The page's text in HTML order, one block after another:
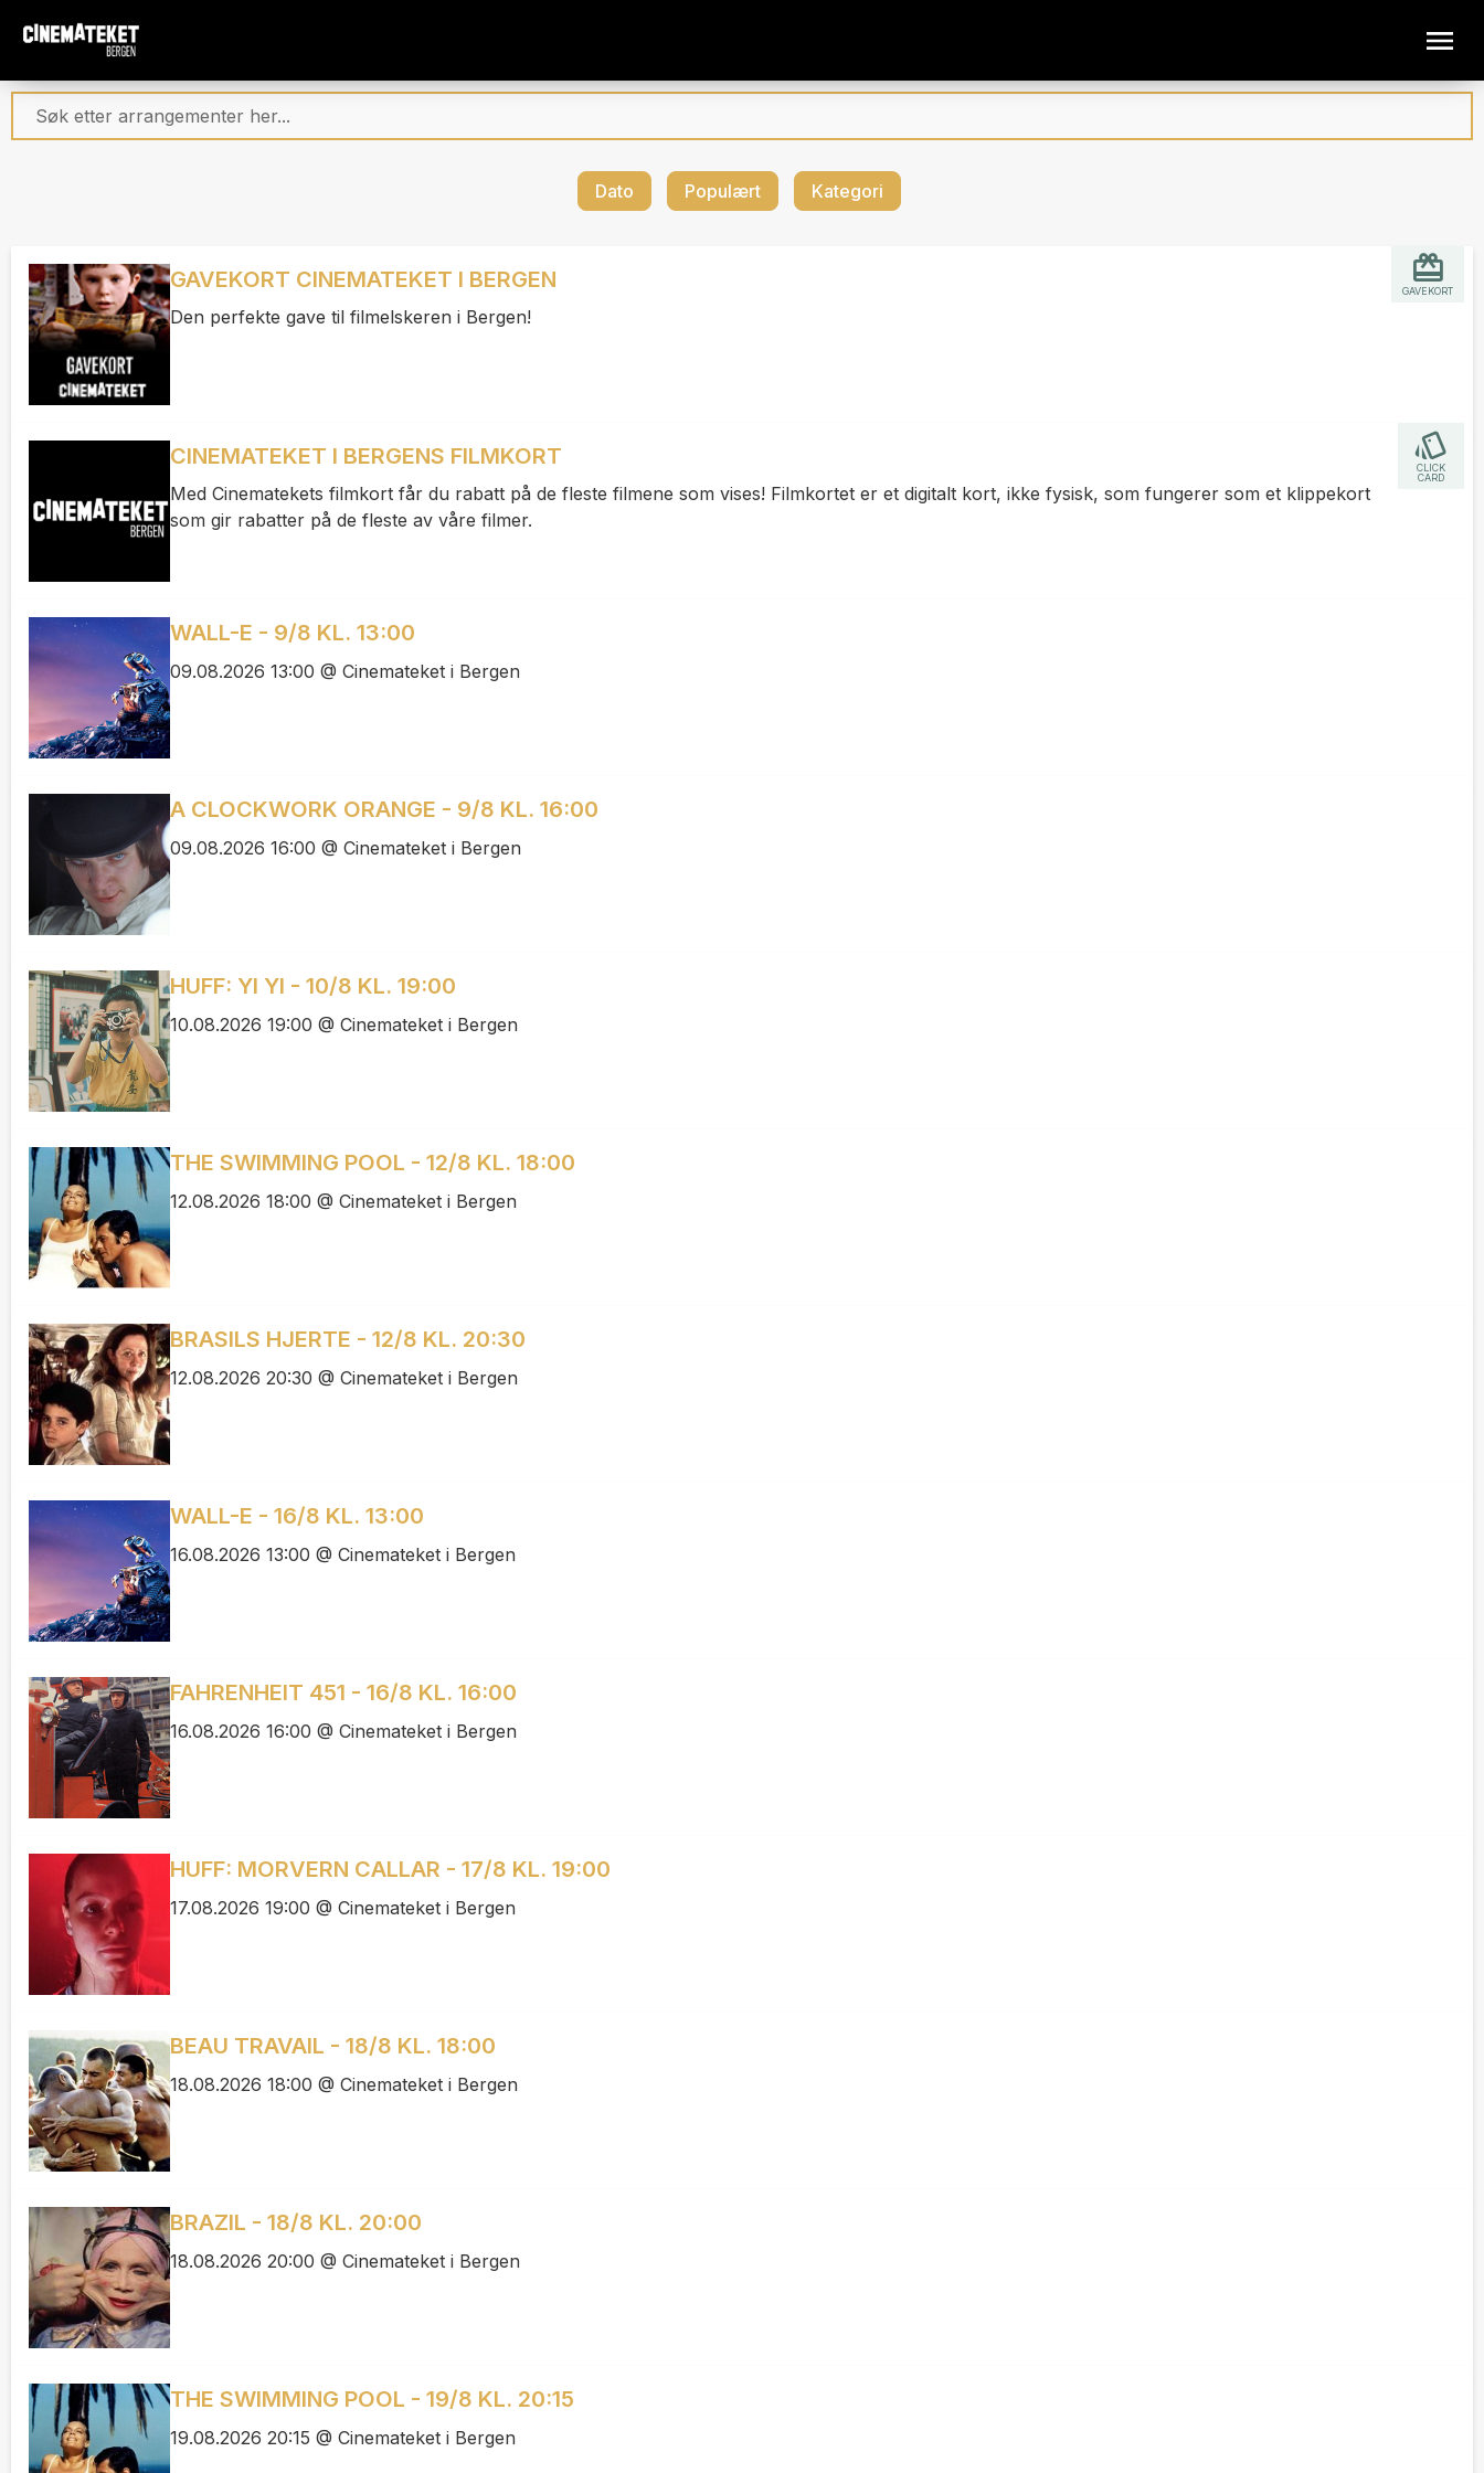
Dato Populært Kategori
GAVEKORT CINEMATEKET I BERGEN
Den perfekte gave til filmelskeren i Bergen!
GAVEKORT
CINEMATEKET I BERGENS FILMKORT
Med Cinematekets filmkort får du rabatt på de fleste filmene som vises! Filmkortet er et digitalt kort, ikke fysisk, som fungerer som et klippekort
som gir rabatter på de fleste av våre filmer.
CLICK
CARD
WALL-E - 9/8 KL. 13:00
09.08.2026 13:00 @ Cinemateket i Bergen
A CLOCKWORK ORANGE - 9/8 KL. 16:00
09.08.2026 16:00 @ Cinemateket i Bergen
HUFF: YI YI - 10/8 KL. 19:00
10.08.2026 19:00 @ Cinemateket i Bergen
THE SWIMMING POOL - 12/8 KL. 18:00
12.08.2026 18:00 @ Cinemateket i Bergen
BRASILS HJERTE - 12/8 KL. 20:30
12.08.2026 20:30 @ Cinemateket i Bergen
WALL-E - 16/8 KL. 13:00
16.08.2026 13:00 @ Cinemateket i Bergen
FAHRENHEIT 451 - 16/8 KL. 16:00
16.08.2026 16:00 @ Cinemateket i Bergen
HUFF: MORVERN CALLAR - 17/8 KL. 19:00
17.08.2026 19:00 @ Cinemateket i Bergen
BEAU TRAVAIL - 18/8 KL. 18:00
18.08.2026 18:00 @ Cinemateket i Bergen
BRAZIL - 18/8 KL. 20:00
18.08.2026 20:00 @ Cinemateket i Bergen
THE SWIMMING POOL - 19/8 KL. 20:15
19.08.2026 20:15 @ Cinemateket i Bergen